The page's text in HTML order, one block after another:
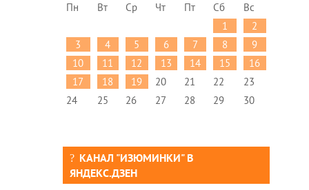
Пн
Вт Ср Чт Пт Сб
Вс
1
2
3
4 5 6 7 8
9
10
11 12 13 14 15
16
17
18 19 20 21 22
23
24
25 26 27 28 29 30
КАНАЛ "ИЗЮМИНКИ" В
ЯНДЕКС.ДЗЕН